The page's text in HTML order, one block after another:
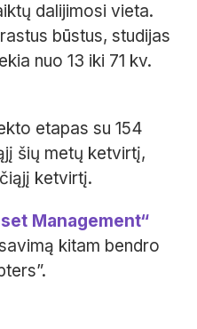
dalijimosi vieta.
būstus, studijas
nuo 13 iki 71 kv.
etapas su 154
šių metų ketvirtį,
ketvirtį.
Management“
kitam bendro